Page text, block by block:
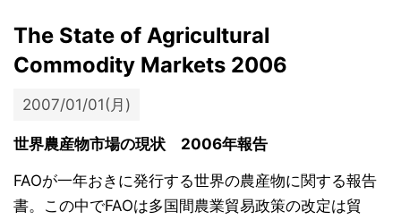
The State of Agricultural
Commodity Markets 2006
2007/01/01(月)
世界農産物市場の現状 2006年報告
FAOが一年おきに発行する世界の農産物に関する報告
書。この中でFAOは多国間農業貿易政策の改定は貿